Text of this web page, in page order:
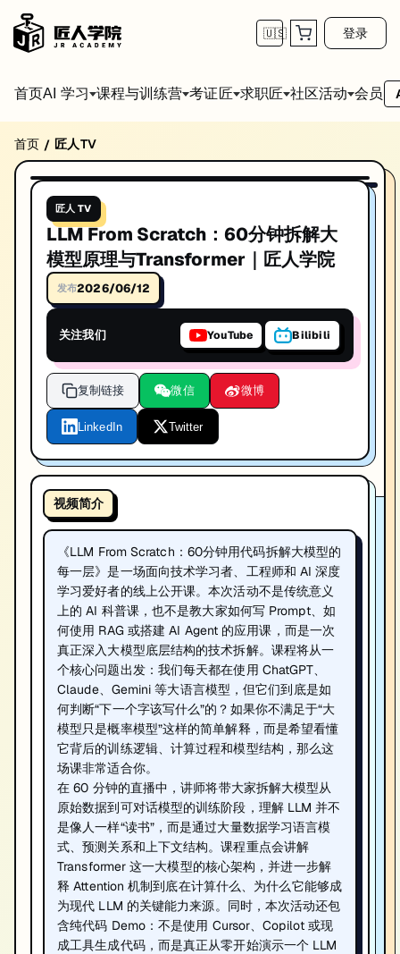
🇺🇸 登录
首页AI 学习 课程与训练营 考证匠 求职匠 社区活动 会员
LLM From Scratch：60分钟拆解大模型原理
《LLM From Scratch：60分钟用代码拆解大模型的每一层》是一场
发布日期: 2026/6/12
本视频由匠人学院提供，涵盖IT技术相关知识点，帮助你系统学习和提
首页 / 匠人TV
播放视频
匠人 TV
LLM From Scratch：60分钟拆解大
模型原理与Transformer｜匠人学院
发布2026/06/12
关注我们 YouTube Bilibili
复制链接 微信 微博
LinkedIn Twitter
视频简介
《LLM From Scratch：60分钟用代码拆解大模型的
每一层》是一场面向技术学习者、工程师和 AI 深度
学习爱好者的线上公开课。本次活动不是传统意义
上的 AI 科普课，也不是教大家如何写 Prompt、如
何使用 RAG 或搭建 AI Agent 的应用课，而是一次
真正深入大模型底层结构的技术拆解。课程将从一
个核心问题出发：我们每天都在使用 ChatGPT、
Claude、Gemini 等大语言模型，但它们到底是如
何判断“下一个字该写什么”的？如果你不满足于“大
模型只是概率模型”这样的简单解释，而是希望看懂
它背后的训练逻辑、计算过程和模型结构，那么这
场课非常适合你。
在 60 分钟的直播中，讲师将带大家拆解大模型从
原始数据到可对话模型的训练阶段，理解 LLM 并不
是像人一样“读书”，而是通过大量数据学习语言模
式、预测关系和上下文结构。课程重点会讲解
Transformer 这一大模型的核心架构，并进一步解
释 Attention 机制到底在计算什么、为什么它能够成
为现代 LLM 的关键能力来源。同时，本次活动还包
含纯代码 Demo：不是使用 Cursor、Copilot 或现
成工具生成代码，而是真正从零开始演示一个 LLM